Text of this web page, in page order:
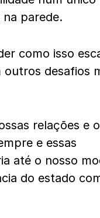
parede.
como isso
outros desafios
relações e o
e essas
até o nosso
do estado